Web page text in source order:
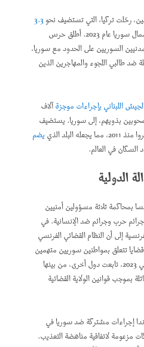
رحّلت تركيا، التي تستضيف نحو3.3
، آلاف السوريين إلى شمال سوريا عام 2023. أطلق حرس
السوريين على الحدود مع سوريا،
ضد طالبي اللجوء والمهاجرين الذين
اللبناني بإجراءات موجزةآلاف
بذويهم، إلى سوريا. يستضيف
يضم
السكان في العالم.
الدولية
بمحاكمة ثلاثة مسؤولين أمنيين
حرب وجرائم ضد الإنسانية. في
إلى أن النظام القضائي الفرنسي
تتعلق بمواطنين سوريين متهمين
بارتكاب جرائم خطيرة في سوريا. في 2023، تابعت دول أخرى، من بينها
بموجب قوانين الولاية القضائية
إجراءات مشتركة ضد سوريا في
مزعومة لاتفاقية مناهضة التعذيب.